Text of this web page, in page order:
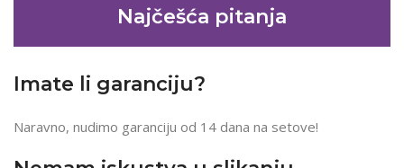
Najčešća pitanja
Imate li garanciju?
Naravno, nudimo garanciju od 14 dana na setove!